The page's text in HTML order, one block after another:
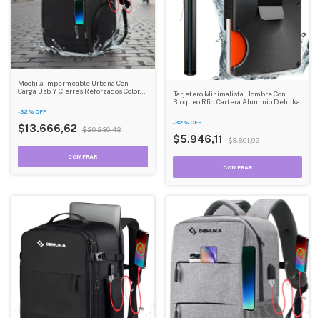
Mochila Impermeable Urbana Con
Carga Usb Y Cierres Reforzados Color
-32% OFF
$13.666,62 $20.230,43
Tarjetero Minimalista Hombre Con
Bloqueo Rfid Cartera Aluminio Dehuka
-32% OFF
$5.946,11 $8.801,92